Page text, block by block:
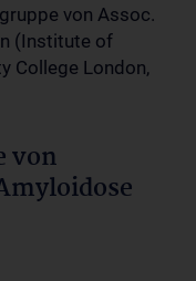
von Assoc.
(Institute of
College London,
von